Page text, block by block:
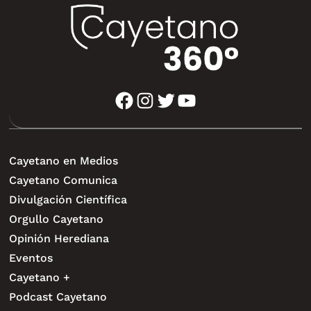
facebook instagram twitter youtube
Cayetano en Medios
Cayetano Comunica
Divulgación Científica
Orgullo Cayetano
Opinión Herediana
Eventos
Cayetano +
Podcast Cayetano